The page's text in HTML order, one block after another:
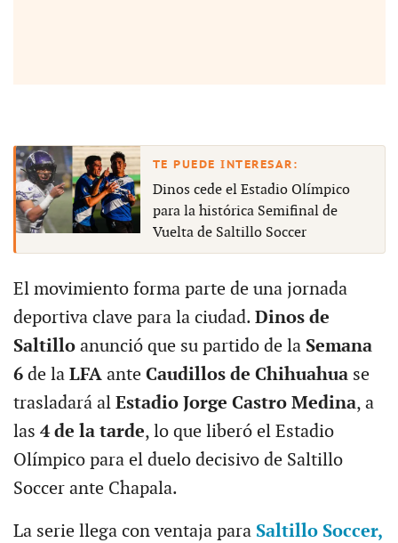
Dinos cede el Estadio Olímpico
para la histórica Semifinal de
Vuelta de Saltillo Soccer
El movimiento forma parte de una jornada
deportiva clave para la ciudad. Dinos de
Saltilloanunció que su partido de laSemana
6 de la LFA anteCaudillos de Chihuahua se
trasladará al Estadio Jorge Castro Medina, a
las 4 de la tarde, lo que liberó el Estadio
Olímpico para el duelo decisivo de Saltillo
Soccer ante Chapala.
La serie llega con ventaja para Saltillo Soccer,